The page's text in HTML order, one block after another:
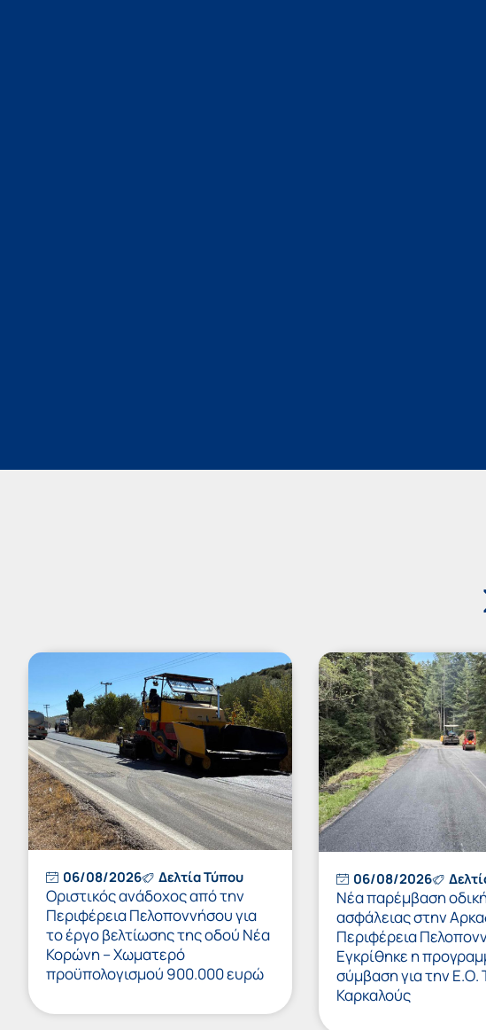
06/08/2026 Δελτία Τύπου
Οριστικός ανάδοχος από την
Περιφέρεια Πελοποννήσου για
το έργο βελτίωσης της οδού Νέα
Κορώνη – Χωματερό
προϋπολογισμού 900.000 ευρώ
06/08/2026
Νέα παρέμβαση
ασφάλειας στην
Περιφέρεια
Εγκρίθηκε η
σύμβαση για την Ε.Ο.
Καρκαλούς